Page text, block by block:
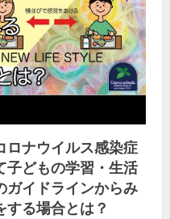
ロナウイルス感染症
子どもの学習・生活
ガイドラインからみ
る場合とは？